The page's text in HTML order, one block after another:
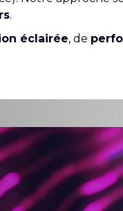
.
éclairée, de